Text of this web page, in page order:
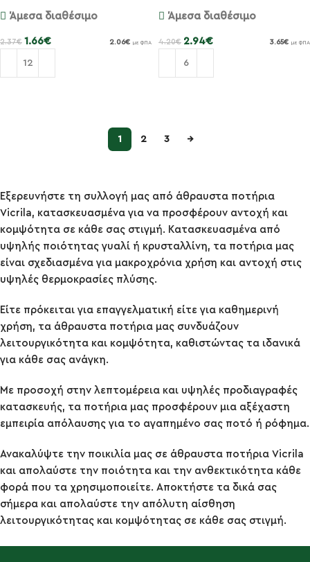
Άμεσα διαθέσιμο
2.37€ 1.66€ 2.06€ με ΦΠΑ
Άμεσα διαθέσιμο
4.20€ 2.94€ 3.65€ με ΦΠΑ
1 2 3 →
Εξερευνήστε τη συλλογή μας από άθραυστα ποτήρια
Vicrila, κατασκευασμένα για να προσφέρουν αντοχή και
κομψότητα σε κάθε σας στιγμή. Κατασκευασμένα από
υψηλής ποιότητας γυαλί ή κρυσταλλίνη, τα ποτήρια μας
είναι σχεδιασμένα για μακροχρόνια χρήση και αντοχή στις
υψηλές θερμοκρασίες πλύσης.
Είτε πρόκειται για επαγγελματική είτε για καθημερινή
χρήση, τα άθραυστα ποτήρια μας συνδυάζουν
λειτουργικότητα και κομψότητα, καθιστώντας τα ιδανικά
για κάθε σας ανάγκη.
Με προσοχή στην λεπτομέρεια και υψηλές προδιαγραφές
κατασκευής, τα ποτήρια μας προσφέρουν μια αξέχαστη
εμπειρία απόλαυσης για το αγαπημένο σας ποτό ή ρόφημα.
Ανακαλύψτε την ποικιλία μας σε άθραυστα ποτήρια Vicrila
και απολαύστε την ποιότητα και την ανθεκτικότητα κάθε
φορά που τα χρησιμοποιείτε. Αποκτήστε τα δικά σας
σήμερα και απολαύστε την απόλυτη αίσθηση
λειτουργικότητας και κομψότητας σε κάθε σας στιγμή.